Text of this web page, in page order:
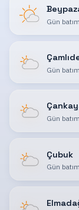
Gün
Gün
Gün
Çubuk
Gün